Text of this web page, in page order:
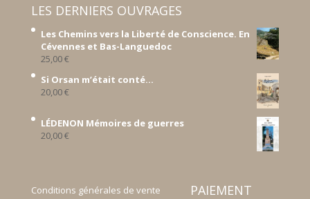
LES DERNIERS OUVRAGES
Les Chemins vers la Liberté de Conscience. En
Cévennes et Bas-Languedoc
25,00€
Si Orsan m’était conté...
20,00€
LÉDENON Mémoires de guerres
20,00€
Conditions générales de vente
PAIEMENT